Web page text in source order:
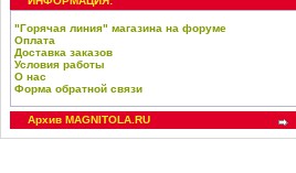
"Горячая линия" магазина на форуме
Оплата
Доставка заказов
Условия работы
О нас
Форма обратной связи
Архив MAGNITOLA.RU